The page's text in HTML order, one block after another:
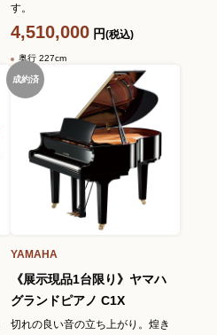
す。
4,510,000 円(税込)
奥行 227cm
成約済
YAMAHA
《展示現品1台限り》ヤマハ
グランドピアノ C1X
切れの良い音の立ち上がり。煌き